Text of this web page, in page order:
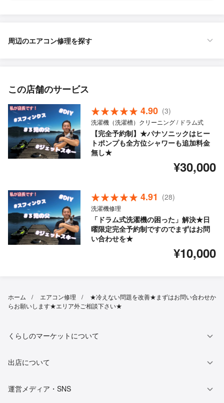
周辺のエアコン修理を探す
この店舗のサービス
4.90 (3)
洗濯機（洗濯槽）クリーニング / ドラム式
【完全予約制】★パナソニックはヒー
トポンプも全方位シャワーも追加料金
無し★
¥30,000
4.91 (28)
洗濯機修理
「ドラム式洗濯機の困った」解決★日
曜限定完全予約制ですのでまずはお問
い合わせを★
¥10,000
ホーム エアコン修理
★冷えない問題を改善★まずはお問い合わせか
らお願いします★エリア外ご相談下さい★
くらしのマーケットについて
出店について
運営メディア・SNS